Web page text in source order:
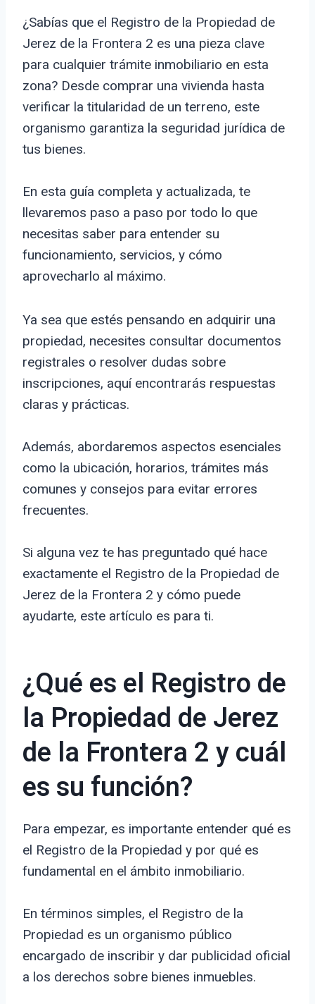
¿Sabías que el Registro de la Propiedad de
Jerez de la Frontera 2 es una pieza clave
para cualquier trámite inmobiliario en esta
zona? Desde comprar una vivienda hasta
verificar la titularidad de un terreno, este
organismo garantiza la seguridad jurídica de
tus bienes.
En esta guía completa y actualizada, te
llevaremos paso a paso por todo lo que
necesitas saber para entender su
funcionamiento, servicios, y cómo
aprovecharlo al máximo.
Ya sea que estés pensando en adquirir una
propiedad, necesites consultar documentos
registrales o resolver dudas sobre
inscripciones, aquí encontrarás respuestas
claras y prácticas.
Además, abordaremos aspectos esenciales
como la ubicación, horarios, trámites más
comunes y consejos para evitar errores
frecuentes.
Si alguna vez te has preguntado qué hace
exactamente el Registro de la Propiedad de
Jerez de la Frontera 2 y cómo puede
ayudarte, este artículo es para ti.
¿Qué es el Registro de
la Propiedad de Jerez
de la Frontera 2 y cuál
es su función?
Para empezar, es importante entender qué es
el Registro de la Propiedad y por qué es
fundamental en el ámbito inmobiliario.
En términos simples, el Registro de la
Propiedad es un organismo público
encargado de inscribir y dar publicidad oficial
a los derechos sobre bienes inmuebles.